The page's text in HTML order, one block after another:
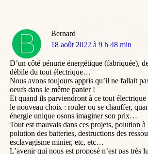
Bernard
dit
18 août 2022 à 9 h 48 min
D’un côté pénurie énergétique (fabriquée),
débile du tout électrique…
Nous avons toujours appris qu’il ne fallait
oeufs dans le même panier !
Et quand ils parviendront à ce tout
le nouveau choix : rouler ou se chauffer,
énergie unique osons imaginer son prix…
Tout est mauvais dans ces projets, polution
polution des batteries, destructions des
esclavagisme minier, etc, etc…
L’avenir qui nous est proposé n’est pas très